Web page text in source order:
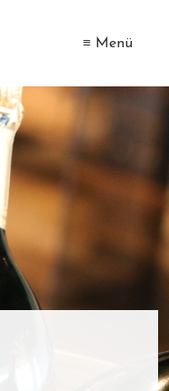
≡ Menü